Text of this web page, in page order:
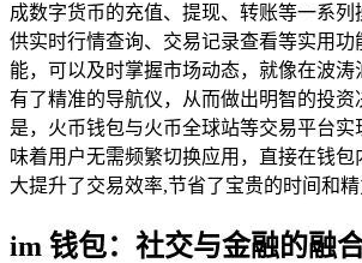
成数字货币的充值、提现、转账等一系列
供实时行情查询、交易记录查看等实用功
能，可以及时掌握市场动态，就像在波涛
有了精准的导航仪，从而做出明智的投资
是，火币钱包与火币全球站等交易平台实
味着用户无需频繁切换应用，直接在钱包
大提升了交易效率,节省了宝贵的时间和精
im 钱包：社交与金融的融